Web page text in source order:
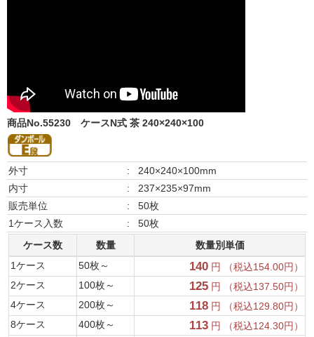
商品No.55230 ケースN式 茶 240×240×100
外寸 :
240×240×100mm
内寸
:
237×235×97mm
販売単位
:
50枚
1ケース入数
:
50枚
ケース数
数量
数量別単価
1ケース
50枚～ 140 円 （税込154.00円）
2ケース
100枚～ 125 円 （税込137.50円）
4ケース
200枚～ 118 円 （税込129.80円）
8ケース
400枚～ 113 円 （税込124.30円）